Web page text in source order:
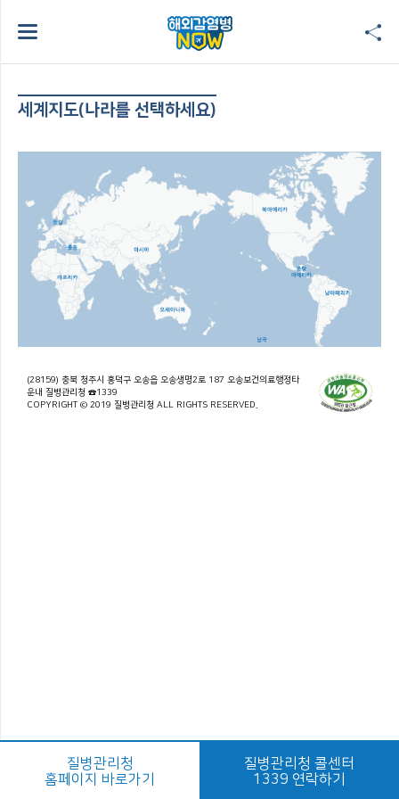
세계지도(나라를 선택하세요)
(28159) 충북 청주시 흥덕구 오송읍 오송생명2로 187 오송보건의료행정타
운내 질병관리청 ☎1339
COPYRIGHT © 2019 질병관리청 ALL RIGHTS RESERVED.
질병관리청
홈페이지 바로가기
질병관리청 콜센터
1339 연락하기